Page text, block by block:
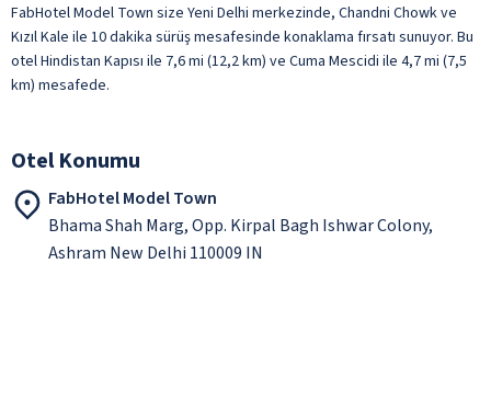
FabHotel Model Town size Yeni Delhi merkezinde, Chandni Chowk ve
Kızıl Kale ile 10 dakika sürüş mesafesinde konaklama fırsatı sunuyor. Bu
otel Hindistan Kapısı ile 7,6 mi (12,2 km) ve Cuma Mescidi ile 4,7 mi (7,5
km) mesafede.
Otel Konumu
FabHotel Model Town
Bhama Shah Marg, Opp. Kirpal Bagh Ishwar Colony,
Ashram New Delhi 110009 IN